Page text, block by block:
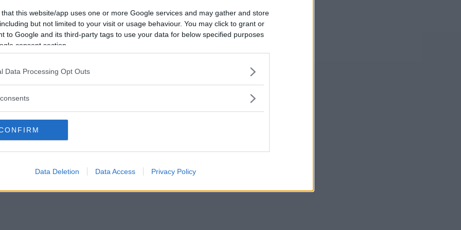
that this website/app uses one or more Google services and may gather and store
but not limited to your visit or usage behaviour. You may click to grant or
to Google and its third-party tags to use your data for below specified purposes
consent section.
Data Processing Opt Outs
Data Deletion Data Access Privacy Policy
Avbrutna
0
Oavgjorda
0
Sysselsättning
Jobbar
helst på
Vill du bli
medlem?
Privacy Policy |Press|Om oss| © Betapet